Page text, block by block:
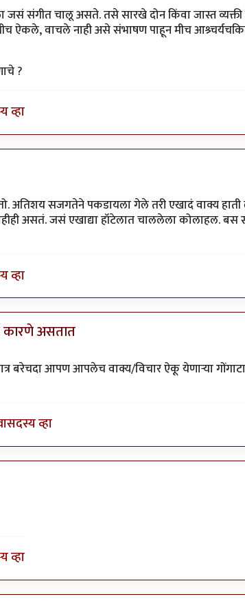
जसं संगीत चालू असते. तसे सारखे दोन किंवा जास्त
वाचले नाही असे संभाषण पाहून मीच आश्र्चर्यचकित
?
व्हा
अतिशय सजगतेने पकडायला गेले तरी एखादं वाक्य
असतं. जसं एखाद्या हॉटेलात चाललेला कोलाहल. बस
व्हा
कारणे असतात
byतमराज किल्विष
बरेचदा आपण आपलेच वाक्य/विचार ऐकू येणाऱ्या
सदस्य व्हा
व्हा